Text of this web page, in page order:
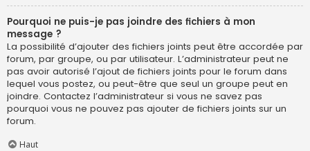
Pourquoi ne puis-je pas joindre des fichiers à mon
message ?
La possibilité d’ajouter des fichiers joints peut être accordée par
forum, par groupe, ou par utilisateur. L’administrateur peut ne
pas avoir autorisé l’ajout de fichiers joints pour le forum dans
lequel vous postez, ou peut-être que seul un groupe peut en
joindre. Contactez l’administrateur si vous ne savez pas
pourquoi vous ne pouvez pas ajouter de fichiers joints sur un
forum.
Haut